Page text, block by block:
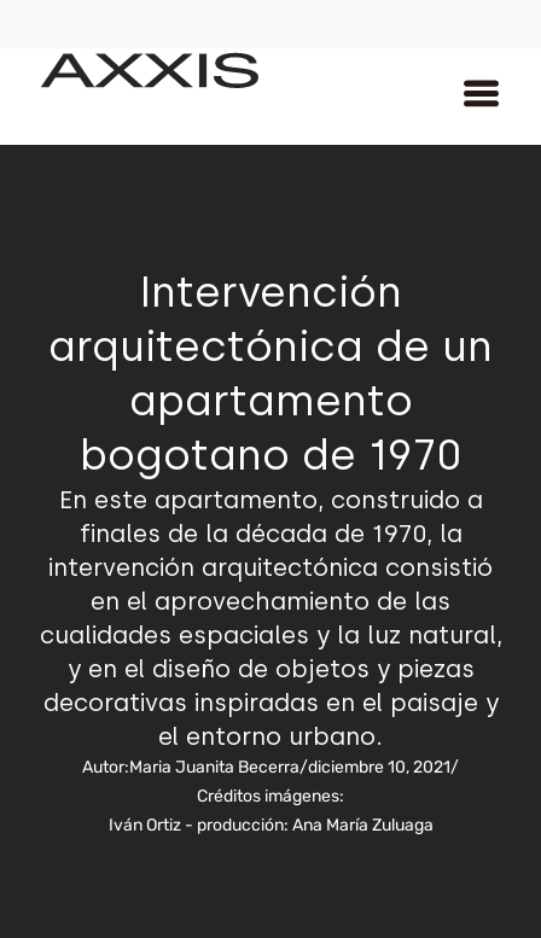
Intervención
arquitectónica de un
apartamento
bogotano de 1970
En este apartamento, construido a
finales de la década de 1970, la
intervención arquitectónica consistió
en el aprovechamiento de las
cualidades espaciales y la luz natural,
y en el diseño de objetos y piezas
decorativas inspiradas en el paisaje y
el entorno urbano.
Autor:Maria Juanita Becerra/diciembre 10, 2021/
Créditos imágenes:
Iván Ortiz - producción: Ana María Zuluaga